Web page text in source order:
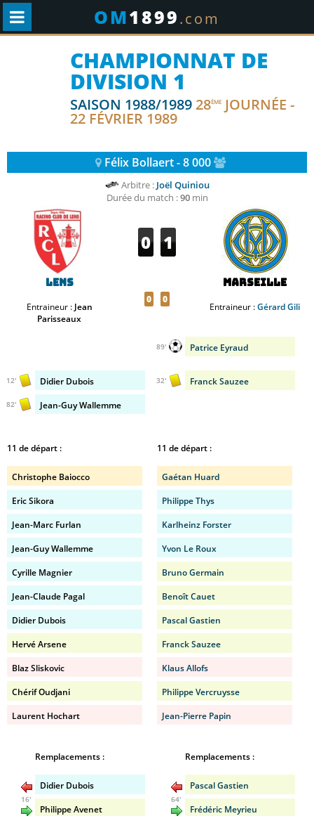
OM1899.com
CHAMPIONNAT DE
DIVISION 1
SAISON 1988/1989 28ÈME JOURNÉE -
22 FÉVRIER 1989
Félix Bollaert - 8 000
Arbitre : Joël Quiniou
Durée du match :90min
Lens
Entraineur : Jean
Parisseaux
0 1
0 0
Marseille
Entraineur :Gérard Gili
Patrice Eyraud
89'
Didier Dubois
12'
Jean-Guy Wallemme
82'
Franck Sauzee
32'
11 de départ :
Christophe Baiocco
Eric Sikora
Jean-Marc Furlan
Jean-Guy Wallemme
Cyrille Magnier
Jean-Claude Pagal
Didier Dubois
Hervé Arsene
Blaz Sliskovic
Chérif Oudjani
Laurent Hochart
11 de départ :
Gaétan Huard
Philippe Thys
Karlheinz Forster
Yvon Le Roux
Bruno Germain
Benoît Cauet
Pascal Gastien
Franck Sauzee
Klaus Allofs
Philippe Vercruysse
Jean-Pierre Papin
Remplacements :
Didier Dubois
16'
Philippe Avenet
Remplacements :
Pascal Gastien
64'
Frédéric Meyrieu